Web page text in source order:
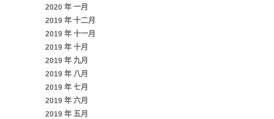
2020 年 一月
2019 年 十二月
2019 年 十一月
2019 年 十月
2019 年 九月
2019 年 八月
2019 年 七月
2019 年 六月
2019 年 五月